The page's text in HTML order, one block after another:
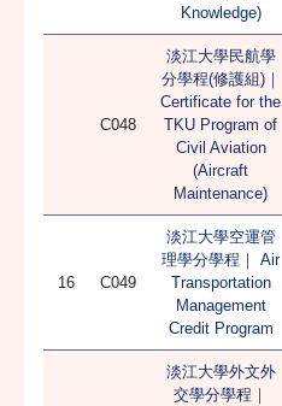
Knowledge)
C048
淡江大學民航學
分學程(修護組)｜
Certificate for the
TKU Program of
Civil Aviation
(Aircraft
Maintenance)
16 C049
淡江大學空運管
理學分學程｜ Air
Transportation
Management
Credit Program
淡江大學外文外
交學分學程｜